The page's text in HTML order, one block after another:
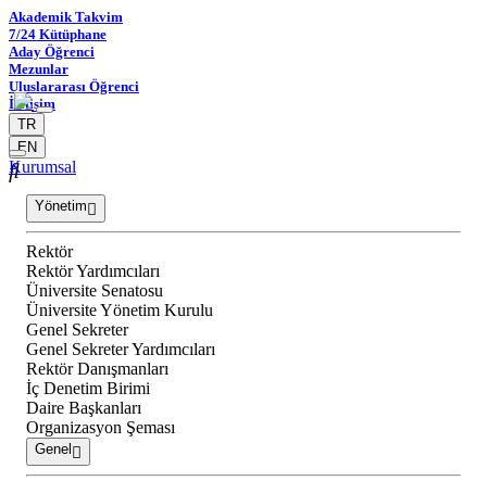
Akademik Takvim
7/24 Kütüphane
Aday Öğrenci
Mezunlar
Uluslararası Öğrenci
İletişim
TR
EN
Kurumsal
Yönetim
Rektör
Rektör Yardımcıları
Üniversite Senatosu
Üniversite Yönetim Kurulu
Genel Sekreter
Genel Sekreter Yardımcıları
Rektör Danışmanları
İç Denetim Birimi
Daire Başkanları
Organizasyon Şeması
Genel